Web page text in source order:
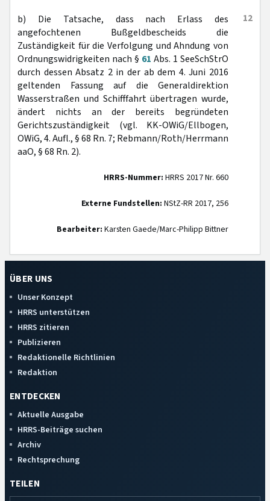
12
b) Die Tatsache, dass nach Erlass des
angefochtenen Bußgeldbescheids die
Zuständigkeit für die Verfolgung und Ahndung von
Ordnungswidrigkeiten nach § 61 Abs. 1 SeeSchStrO
durch dessen Absatz 2 in der ab dem 4. Juni 2016
geltenden Fassung auf die Generaldirektion
Wasserstraßen und Schifffahrt übertragen wurde,
ändert nichts an der bereits begründeten
Gerichtszuständigkeit (vgl. KK-OWiG/Ellbogen,
OWiG, 4. Aufl., § 68 Rn. 7; Rebmann/Roth/Herrmann
aaO, § 68 Rn. 2).
HRRS-Nummer: HRRS 2017 Nr. 660
Externe Fundstellen: NStZ-RR 2017, 256
Bearbeiter: Karsten Gaede/Marc-Philipp Bittner
ÜBER UNS
Unser Konzept
HRRS unterstützen
HRRS zitieren
Publizieren
Redaktionelle Richtlinien
Redaktion
ENTDECKEN
Aktuelle Ausgabe
HRRS-Beiträge suchen
Archiv
Rechtsprechung
TEILEN